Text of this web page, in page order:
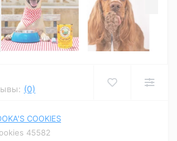
(0)
COOKIES
45582